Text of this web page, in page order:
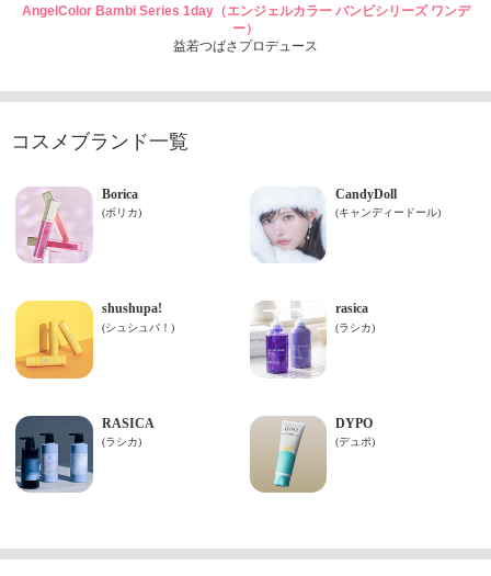
AngelColor Bambi Series 1day（エンジェルカラー バンビシリーズ ワンデ
ー）
益若つばさプロデュース
コスメブランド一覧